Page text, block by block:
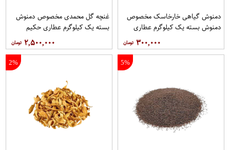
دمنوش گیاهی خارخاسک مخصوص
دمنوش بسته یک کیلوگرم عطاری
۳۰۰,۰۰۰
غنچه گل محمدی مخصوص دمنوش
بسته یک کیلوگرم عطاری حکیم
۲,۵۰۰,۰۰۰
5%
2%